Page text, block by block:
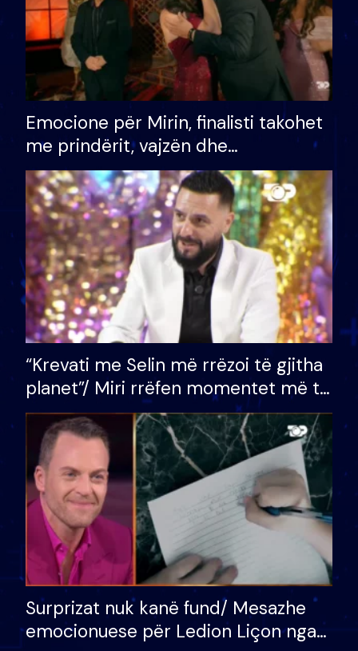
Emocione për Mirin, finalisti takohet
me prindërit, vajzën dhe
bashkëshorten: S’kemi ndonjë letër
divorci apo jo?
“Krevati me Selin më rrëzoi të gjitha
planet”/ Miri rrëfen momentet më të
bukura në shtëpinë e BB VIP: Do më
mungojë zilja e mëngjesit kur…
Surprizat nuk kanë fund/ Mesazhe
emocionuese për Ledion Liçon nga